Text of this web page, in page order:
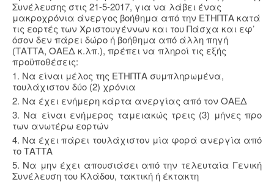
Συνέλευσης στις 21-5-2017, για να λάβει ένας
μακροχρόνια άνεργος βοήθημα από την ΕΤΗΠΤΑ κατά
τις εορτές των Χριστουγέννων και του Πάσχα και εφ’
όσον δεν πάρει δώρο ή βοήθημα από άλλη πηγή
(ΤΑΤΤΑ, ΟΑΕΔ κ.λπ.), πρέπει να πληροί τις εξής
προϋποθέσεις:
1. Να είναι μέλος της ΕΤΗΠΤΑ συμπληρωμένα,
τουλάχιστον δύο (2) χρόνια
2. Να έχει ενήμερη κάρτα ανεργίας από τον ΟΑΕΔ
3. Να είναι ενήμερος ταμειακώς τρεις (3) μήνες προ
των ανωτέρω εορτών
4. Να έχει πάρει τουλάχιστον μία φορά ανεργία από
το ΤΑΤΤΑ
5. Να μην έχει απουσιάσει από την τελευταία Γενική
Συνέλευση του Κλάδου, τακτική ή έκτακτη